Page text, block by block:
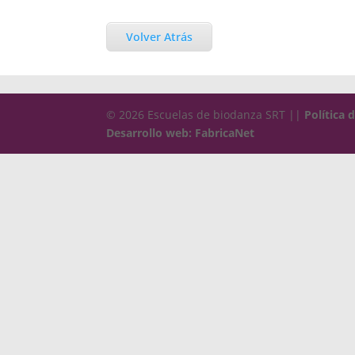
Volver Atrás
© 2026 Escuelas de biodanza SRT || Política
Desarrollo web: FabricaNet